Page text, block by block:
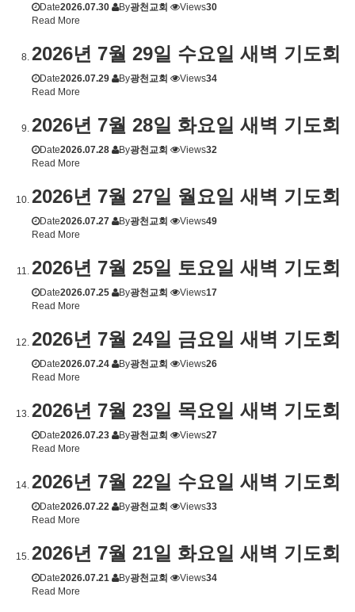
Date2026.07.30 By광천교회 Views30
Read More
2026년 7월 29일 수요일 새벽 기도회
Date2026.07.29 By광천교회 Views34
Read More
2026년 7월 28일 화요일 새벽 기도회
Date2026.07.28 By광천교회 Views32
Read More
2026년 7월 27일 월요일 새벽 기도회
Date2026.07.27 By광천교회 Views49
Read More
2026년 7월 25일 토요일 새벽 기도회
Date2026.07.25 By광천교회 Views17
Read More
2026년 7월 24일 금요일 새벽 기도회
Date2026.07.24 By광천교회 Views26
Read More
2026년 7월 23일 목요일 새벽 기도회
Date2026.07.23 By광천교회 Views27
Read More
2026년 7월 22일 수요일 새벽 기도회
Date2026.07.22 By광천교회 Views33
Read More
2026년 7월 21일 화요일 새벽 기도회
Date2026.07.21 By광천교회 Views34
Read More